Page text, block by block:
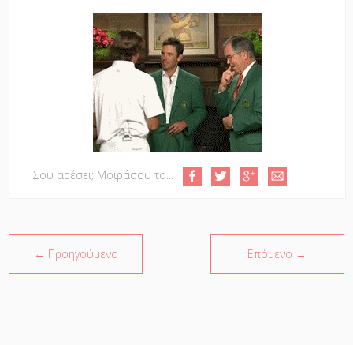
Σου αρέσει; Μοιράσου το...
← Προηγούμενο Επόμενο →